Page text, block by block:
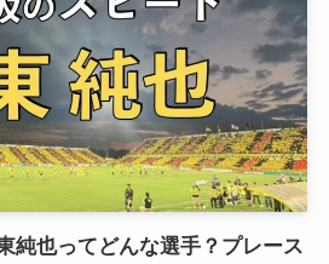
純也ってどんな選手？プレース